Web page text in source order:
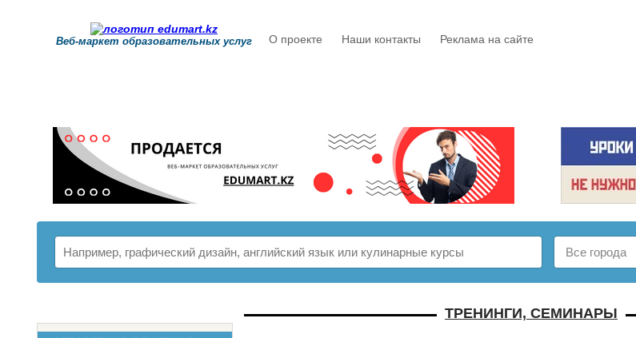
Веб-маркет образовательных услуг О проекте Наши контакты Реклама на сайте
ТРЕНИНГИ, СЕМИНАРЫ